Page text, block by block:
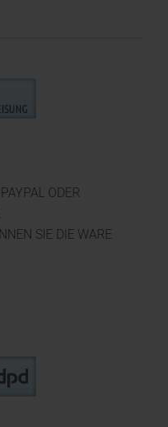
ODER
SIE DIE WARE